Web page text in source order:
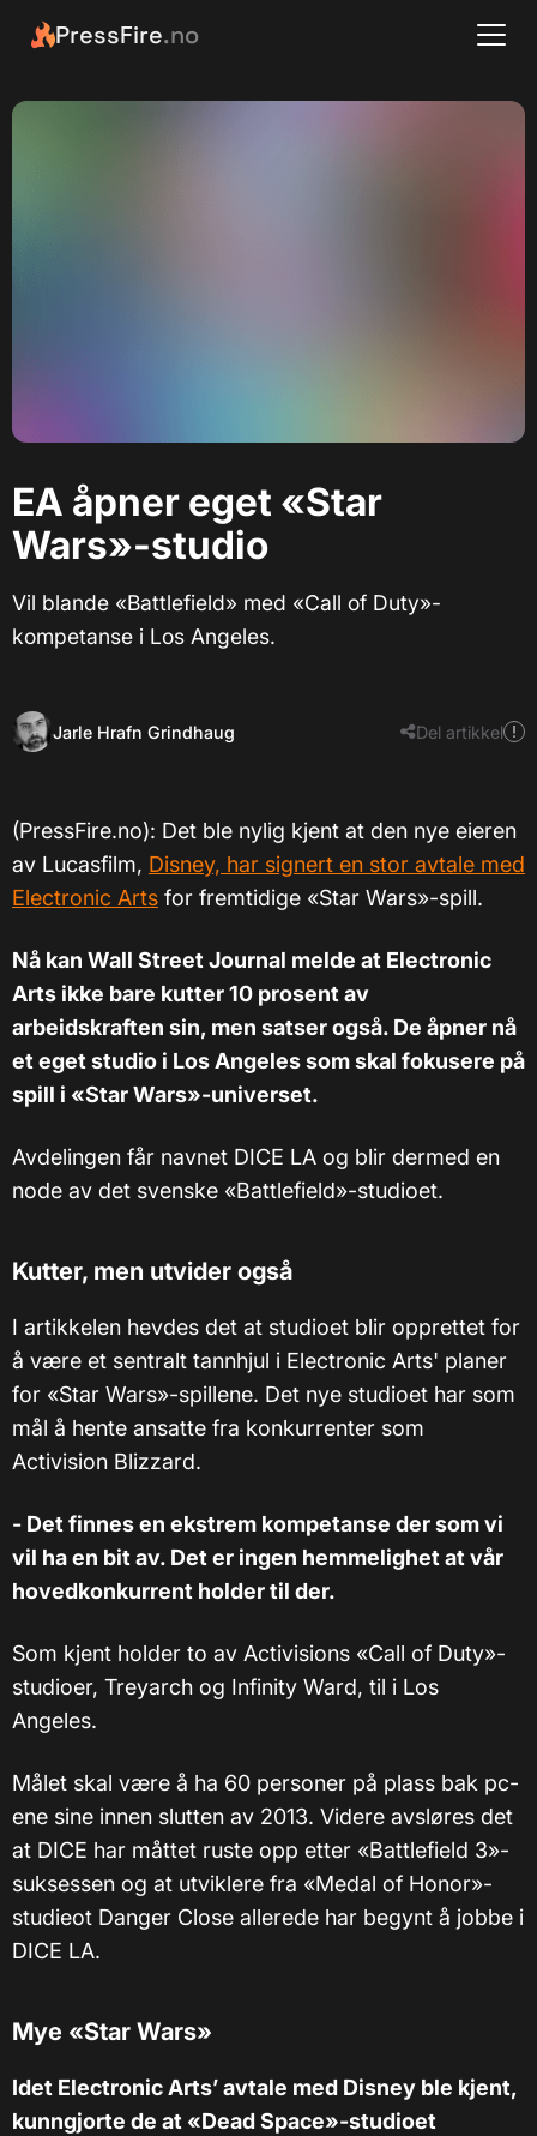
PressFire.no
EA åpner eget «Star
Wars»-studio
Vil blande «Battlefield» med «Call of Duty»-
kompetanse i Los Angeles.
Jarle Hrafn Grindhaug Del artikkel
(PressFire.no): Det ble nylig kjent at den nye eieren
av Lucasfilm, Disney, har signert en stor avtale med
Electronic Arts for fremtidige «Star Wars»-spill.
Nå kan Wall Street Journal melde at Electronic
Arts ikke bare kutter 10 prosent av
arbeidskraften sin, men satser også. De åpner nå
et eget studio i Los Angeles som skal fokusere på
spill i «Star Wars»-universet.
Avdelingen får navnet DICE LA og blir dermed en
node av det svenske «Battlefield»-studioet.
Kutter, men utvider også
I artikkelen hevdes det at studioet blir opprettet for
å være et sentralt tannhjul i Electronic Arts' planer
for «Star Wars»-spillene. Det nye studioet har som
mål å hente ansatte fra konkurrenter som
Activision Blizzard.
- Det finnes en ekstrem kompetanse der som vi
vil ha en bit av. Det er ingen hemmelighet at vår
hovedkonkurrent holder til der.
Som kjent holder to av Activisions «Call of Duty»-
studioer, Treyarch og Infinity Ward, til i Los
Angeles.
Målet skal være å ha 60 personer på plass bak pc-
ene sine innen slutten av 2013. Videre avsløres det
at DICE har måttet ruste opp etter «Battlefield 3»-
suksessen og at utviklere fra «Medal of Honor»-
studieot Danger Close allerede har begynt å jobbe i
DICE LA.
Mye «Star Wars»
Idet Electronic Arts’ avtale med Disney ble kjent,
kunngjorte de at «Dead Space»-studioet